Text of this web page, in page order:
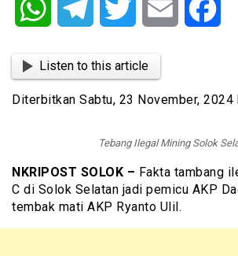
WhatsAppTelegram Twitter Email
Listen to this article
Diterbitkan Sabtu, 23 November, 2024
Tebang Ilegal Mining Solok
NKRIPOST SOLOK – Fakta tambang
C di Solok Selatan jadi pemicu AKP
tembak mati AKP Ryanto Ulil.